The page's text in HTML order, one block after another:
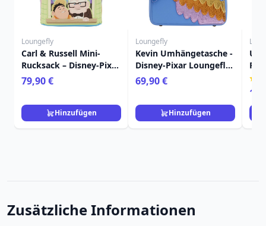
Loungefly
Carl & Russell Mini-
Rucksack – Disney-Pixar
Loungefly Up
79,90 €
Hinzufügen
Loungefly
Kevin Umhängetasche -
Disney-Pixar Loungefly
Up
69,90 €
Hinzufügen
Up
Zusätzliche Informationen